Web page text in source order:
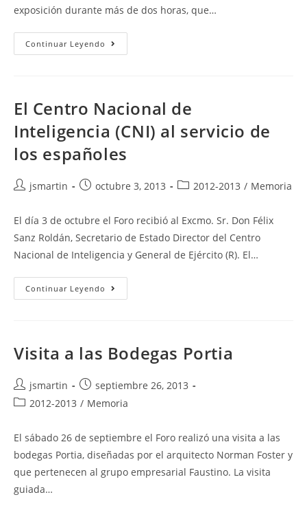
exposición durante más de dos horas, que…
Continuar Leyendo Blas
De
Derrotó
A
El Centro Nacional de
Inteligencia (CNI) al servicio de
los españoles
Autor
la
entrada:
jsmartin
Publicación
la
entrada:
octubre 3, 2013
Categoría
la
entrada:
2012-2013 / Memoria
El día 3 de octubre el Foro recibió al Excmo. Sr. Don Félix
Sanz Roldán, Secretario de Estado Director del Centro
Nacional de Inteligencia y General de Ejército (R). El…
Continuar Leyendo El
Centro
Al
Servicio
Españoles
Visita a las Bodegas Portia
Autor
de
jsmartin
Publicación
de
septiembre 26, 2013
Categoría
la
entrada:
2012-2013 / Memoria
El sábado 26 de septiembre el Foro realizó una visita a las
bodegas Portia, diseñadas por el arquitecto Norman Foster y
que pertenecen al grupo empresarial Faustino. La visita
guiada…